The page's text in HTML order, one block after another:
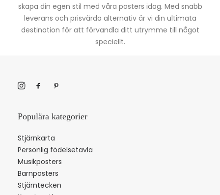
skapa din egen stil med våra posters idag. Med snabb
leverans och prisvärda alternativ är vi din ultimata
destination för att förvandla ditt utrymme till något
speciellt.
Populära kategorier
Stjärnkarta
Personlig födelsetavla
Musikposters
Barnposters
Stjärntecken